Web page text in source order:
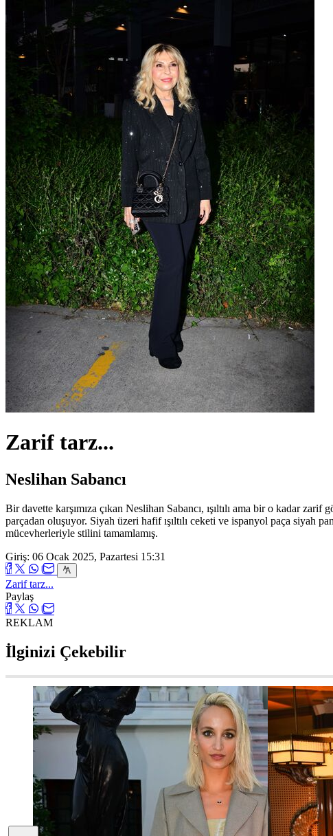
Zarif tarz...
Neslihan Sabancı
Bir davette karşımıza çıkan Neslihan Sabancı, ışıltılı ama bir o kadar
parçadan oluşuyor. Siyah üzeri hafif ışıltılı ceketi ve ispanyol paça siyah
mücevherleriyle stilini tamamlamış.
Giriş: 06 Ocak 2025, Pazartesi 15:31
Zarif tarz...
Paylaş
REKLAM
İlginizi Çekebilir